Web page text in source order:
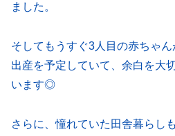
ました。
そしてもうすぐ3人目の赤ちゃ
出産を予定していて、余白を大
います◎
さらに、憧れていた田舎暮らし